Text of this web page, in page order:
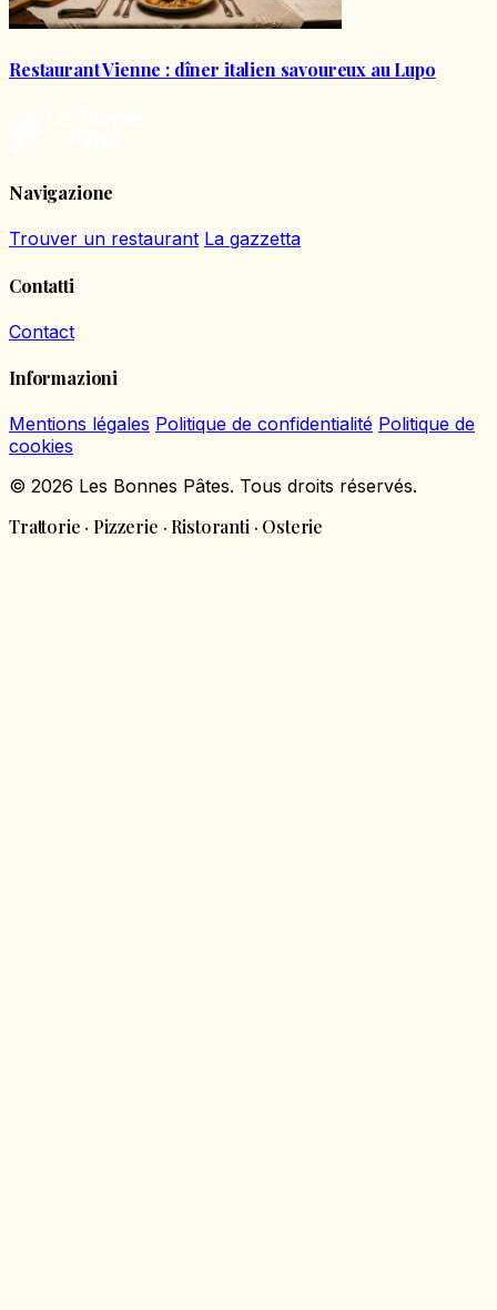
Restaurant Vienne : dîner italien savoureux au Lupo
Navigazione
Trouver un restaurant La gazzetta
Contatti
Contact
Informazioni
Mentions légales Politique de confidentialité Politique de
cookies
© 2026 Les Bonnes Pâtes. Tous droits réservés.
Trattorie · Pizzerie · Ristoranti · Osterie